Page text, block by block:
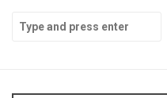
for: